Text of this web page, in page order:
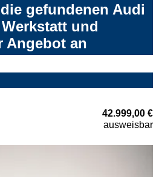
gefundenen Audi
und
Angebot an
42.999,00 €
ausweisbar